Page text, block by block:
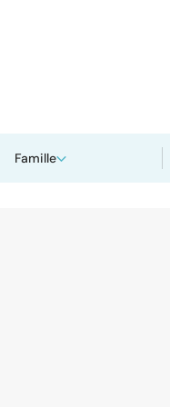
Famille